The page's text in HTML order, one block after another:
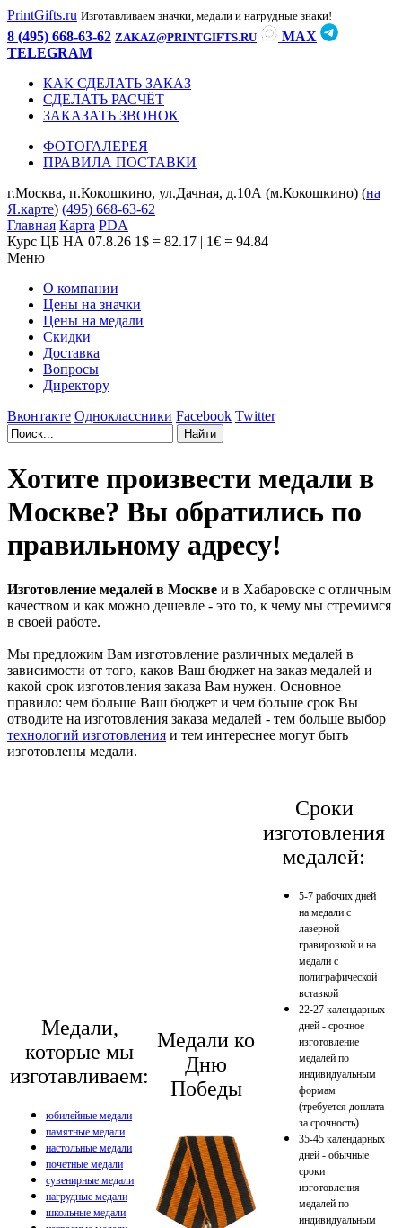
PrintGifts.ru Изготавливаем значки, медали и нагрудные знаки!
8 (495) 668-63-62 ZAKAZ@PRINTGIFTS.RU
MAX
TELEGRAM
КАК СДЕЛАТЬ ЗАКАЗ
СДЕЛАТЬ РАСЧЁТ
ЗАКАЗАТЬ ЗВОНОК
ФОТОГАЛЕРЕЯ
ПРАВИЛА ПОСТАВКИ
г.Москва, п.Кокошкино, ул.Дачная, д.10А (м.Кокошкино) (на
Я.карте) (495) 668-63-62
Главная Карта PDA
Курс ЦБ НА 07.8.26 1$ = 82.17 | 1€ = 94.84
Меню
О компании
Цены на значки
Цены на медали
Скидки
Доставка
Вопросы
Директору
Вконтакте Одноклассники Facebook Twitter
Хотите произвести медали в
Москве? Вы обратились по
правильному адресу!
Изготовление медалей в Москве и в Хабаровске с отличным
качеством и как можно дешевле - это то, к чему мы стремимся
в своей работе.
Мы предложим Вам изготовление различных медалей в
зависимости от того, каков Ваш бюджет на заказ медалей и
какой срок изготовления заказа Вам нужен. Основное
правило: чем больше Ваш бюджет и чем больше срок Вы
отводите на изготовления заказа медалей - тем больше выбор
технологий изготовления и тем интереснее могут быть
изготовлены медали.
Медали,
которые мы
изготавливаем:
юбилейные медали
памятные медали
настольные медали
почётные медали
сувенирные медали
нагрудные медали
школьные медали
Медали ко
Дню
Победы
Сроки
изготовления
медалей:
5-7 рабочих дней
на медали с
лазерной
гравировкой и на
медали с
полиграфической
вставкой
22-27 календарных
дней - срочное
изготовление
медалей по
индивидуальным
формам
(требуется доплата
за срочность)
35-45 календарных
дней - обычные
сроки
изготовления
медалей по
индивидуальным